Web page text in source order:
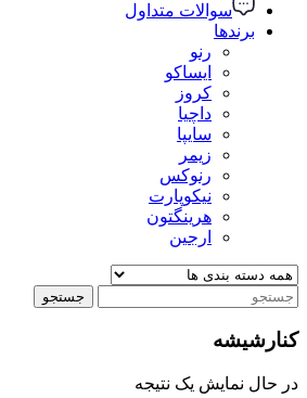
سوالات متداول
برندها
رنو
ایساکو
کروز
داچیا
سایپا
زیمر
رنوکس
نیکوپارت
هرینگتون
ارجین
جستجو
کنارشیشه
در حال نمایش یک نتیجه